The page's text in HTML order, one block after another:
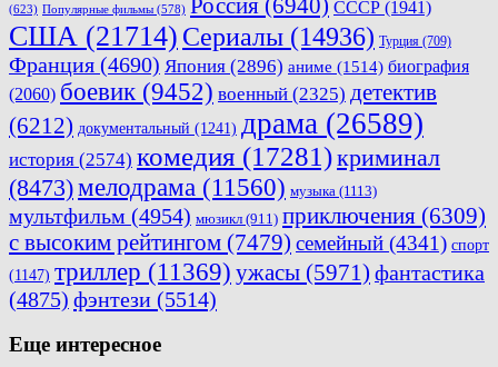
(623) Популярные фильмы (578) СССР (1941)
США (21714) Сериалы (14936) Турция (709)
Франция (4690) Япония (2896) аниме (1514) биография
(2060) боевик (9452) военный (2325) детектив
(6212) документальный (1241) драма (26589)
история (2574) комедия (17281)криминал
(8473)мелодрама (11560) музыка (1113)
мультфильм (4954) мюзикл (911) приключения (6309)
с высоким рейтингом (7479) семейный (4341) спорт
(1147) триллер (11369) ужасы (5971) фантастика
(4875) фэнтези (5514)
Еще интересное